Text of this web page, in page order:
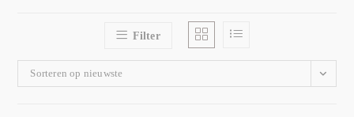
Filter
Sorteren op nieuwste